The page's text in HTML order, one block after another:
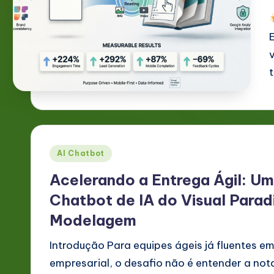
P
rt
Posted
AI Chatbot
Acelerando a Entrega Ágil:
Chatbot de IA do Visual
Modelagem
Introdução Para equipes ágeis já fluentes
empresarial, o desafio não é entender a